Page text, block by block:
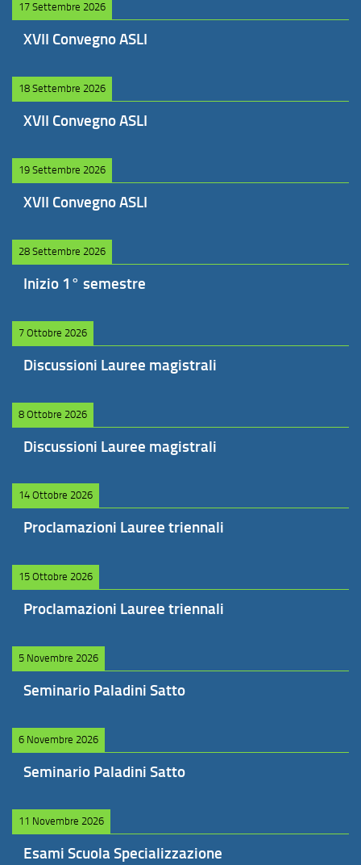
17 Settembre 2026
XVII Convegno ASLI
18 Settembre 2026
XVII Convegno ASLI
19 Settembre 2026
XVII Convegno ASLI
28 Settembre 2026
Inizio 1° semestre
7 Ottobre 2026
Discussioni Lauree magistrali
8 Ottobre 2026
Discussioni Lauree magistrali
14 Ottobre 2026
Proclamazioni Lauree triennali
15 Ottobre 2026
Proclamazioni Lauree triennali
5 Novembre 2026
Seminario Paladini Satto
6 Novembre 2026
Seminario Paladini Satto
11 Novembre 2026
Esami Scuola Specializzazione